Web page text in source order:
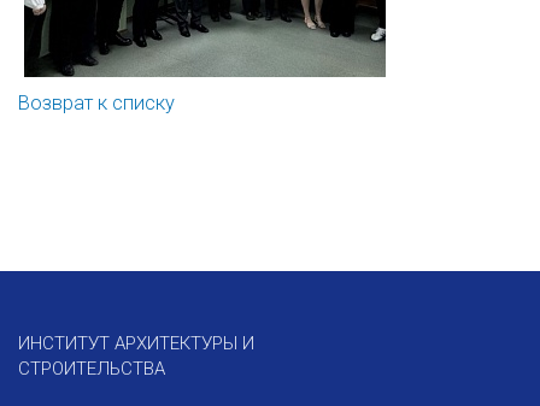
Возврат к списку
ИНСТИТУТ АРХИТЕКТУРЫ И
СТРОИТЕЛЬСТВА